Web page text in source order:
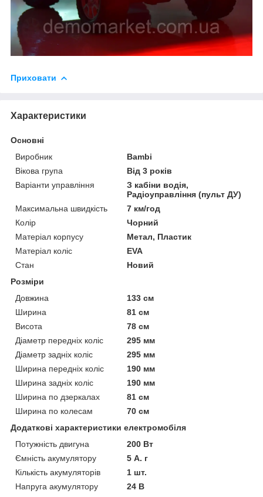
Приховати
Характеристики
Основні
Виробник
Bambi
Вікова група
Від 3 років
Варіанти управління
З кабіни водія,
Радіоуправління (пульт ДУ)
Максимальна швидкість
7 км/год
Колір
Чорний
Матеріал корпусу
Метал, Пластик
Матеріал коліс
EVA
Стан
Новий
Розміри
Довжина
133 см
Ширина
81 см
Висота
78 см
Діаметр передніх коліс
295 мм
Діаметр задніх коліс
295 мм
Ширина передніх коліс
190 мм
Ширина задніх коліс
190 мм
Ширина по дзеркалах
81 см
Ширина по колесам
70 см
Додаткові характеристики електромобіля
Потужність двигуна
200 Вт
Ємність акумулятору
5 А. г
Кількість акумуляторів
1 шт.
Напруга акумулятору
24 В